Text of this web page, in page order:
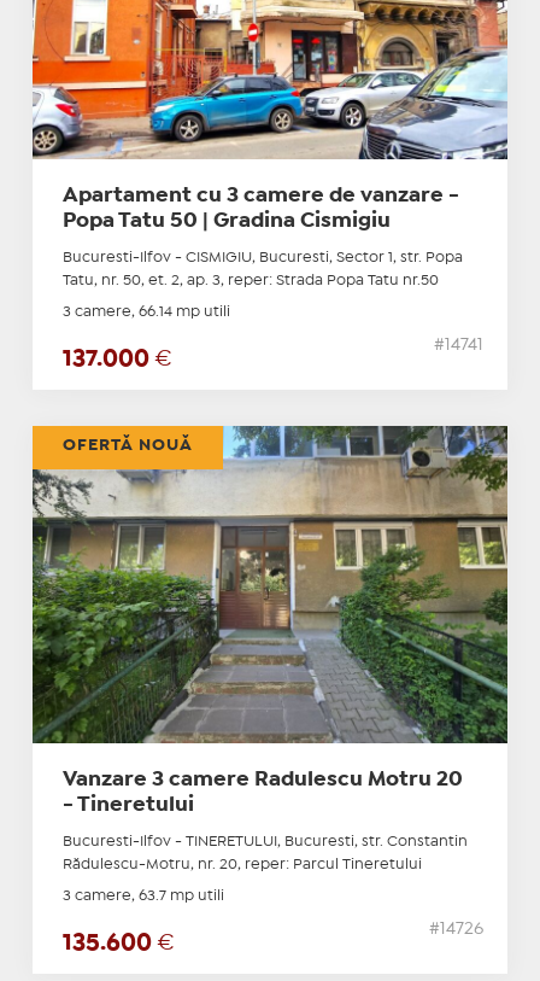
Apartament cu 3 camere de vanzare -
Popa Tatu 50 | Gradina Cismigiu
Bucuresti-Ilfov - CISMIGIU, Bucuresti, Sector 1, str. Popa
Tatu, nr. 50, et. 2, ap. 3, reper: Strada Popa Tatu nr.50
3 camere, 66.14 mp utili
137.000 €
#14741
Vanzare 3 camere Radulescu Motru 20
- Tineretului
Bucuresti-Ilfov - TINERETULUI, Bucuresti, str. Constantin
Rădulescu-Motru, nr. 20, reper: Parcul Tineretului
3 camere, 63.7 mp utili
135.600 €
#14726
OFERTĂ NOUĂ